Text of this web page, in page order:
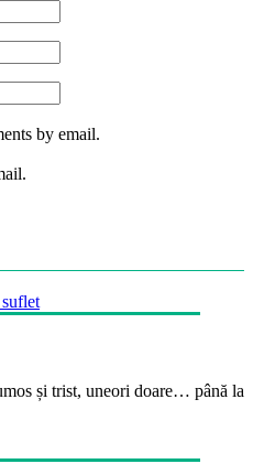
by email.
și trist, uneori doare… până la